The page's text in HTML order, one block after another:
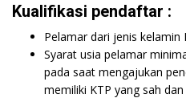
Kualifikasi pendaftar :
Pelamar dari jenis kelamin
Syarat usia pelamar
pada saat mengajukan
memiliki KTP yang sah dan